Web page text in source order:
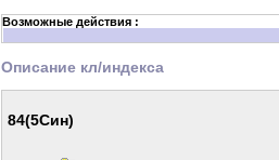
Возможные действия :
Описание кл/индекса
84(5Син)